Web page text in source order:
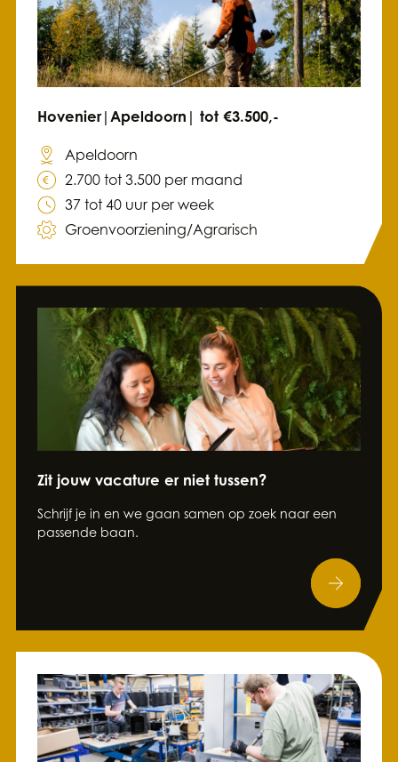
Hovenier|Apeldoorn| tot €3.500,-
Apeldoorn
2.700 tot 3.500 per maand
37 tot 40 uur per week
Groenvoorziening/Agrarisch
Zit jouw vacature er niet tussen?
Schrijf je in en we gaan samen op zoek naar een
passende baan.